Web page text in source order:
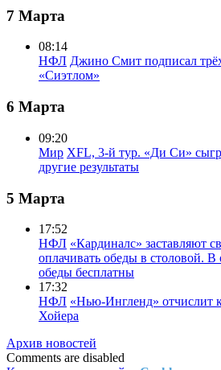
7 Марта
08:14
НФЛ Джино Смит подписал
«Сиэтлом»
6 Марта
09:20
Мир XFL, 3-й тур. «Ди Си»
другие результаты
5 Марта
17:52
НФЛ «Кардиналс» заставляют
оплачивать обеды в столовой.
обеды бесплатны
17:32
НФЛ «Нью-Ингленд» отчислит
Хойера
Архив новостей
Comments are disabled